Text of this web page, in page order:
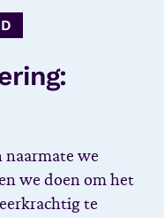
naarmate we
we doen om het
te